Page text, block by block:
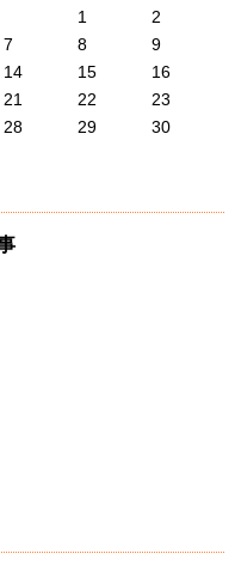
1
2
7 8
9
14 15
16
21 22
23
28 29
30